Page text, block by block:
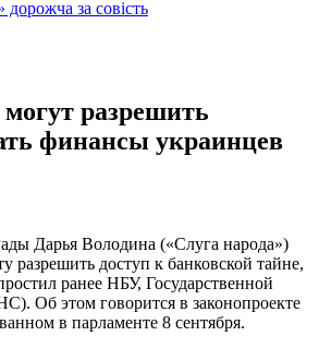
за совість
разрешить
финансы украинцев
Дарья Володина («Слуга народа»)
разрешить доступ к банковской тайне,
ранее НБУ, Государственной
Об этом говорится в законопроекте
в парламенте 8 сентября.